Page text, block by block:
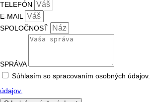
TELEFÓN
E-MAIL
SPOLOČNOSŤ
SPRÁVA
Súhlasím so spracovaním osobných údajov.
údajov.